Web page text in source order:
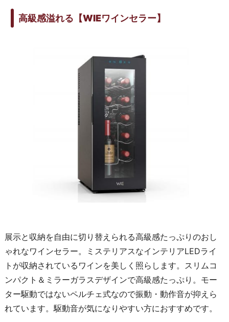
高級感溢れる【WIEワインセラー】
展示と収納を自由に切り替えられる高級感たっぷりのおし
ゃれなワインセラー。ミステリアスなインテリアLEDライ
トが収納されているワインを美しく照らします。スリムコ
ンパクト＆ミラーガラスデザインで高級感たっぷり。モー
ター駆動ではないペルチェ式なので振動・動作音が抑えら
れています。駆動音が気になりやすい方におすすめです。